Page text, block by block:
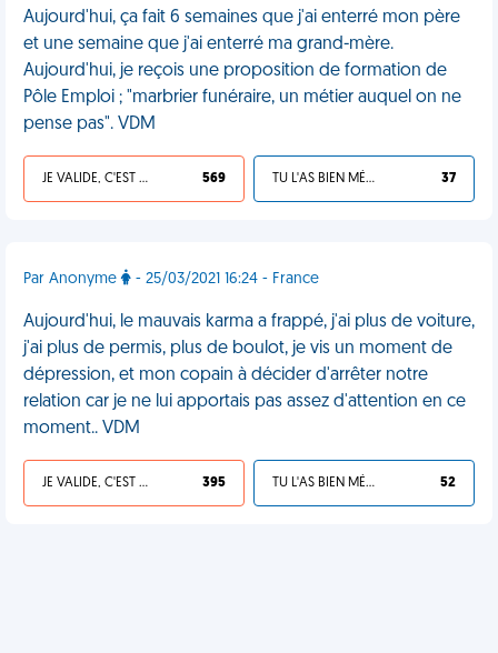
Aujourd'hui, ça fait 6 semaines que j'ai enterré mon père
et une semaine que j'ai enterré ma grand-mère.
Aujourd'hui, je reçois une proposition de formation de
Pôle Emploi ; "marbrier funéraire, un métier auquel on ne
pense pas". VDM
JE VALIDE, C'EST UNE VDM 569 TU L'AS BIEN MÉRITÉ 37
Par Anonyme - 25/03/2021 16:24 - France
Aujourd'hui, le mauvais karma a frappé, j'ai plus de voiture,
j'ai plus de permis, plus de boulot, je vis un moment de
dépression, et mon copain à décider d'arrêter notre
relation car je ne lui apportais pas assez d'attention en ce
moment.. VDM
JE VALIDE, C'EST UNE VDM 395 TU L'AS BIEN MÉRITÉ 52